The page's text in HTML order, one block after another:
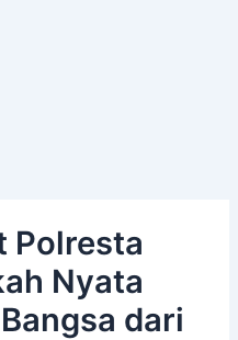
Polresta
Nyata
dari